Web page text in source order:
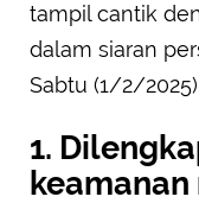
tampil cantik
dalam siaran
Sabtu (1/2/
1.